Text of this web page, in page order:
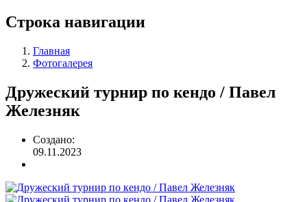
Строка навигации
Главная
Фотогалерея
Дружеский турнир по кендо / Павел
Железняк
Создано:
09.11.2023